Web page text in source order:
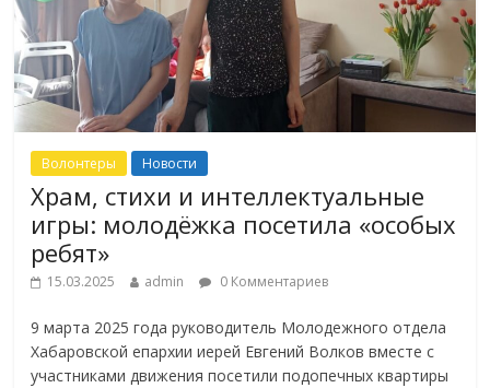
Волонтеры Новости
Храм, стихи и интеллектуальные
игры: молодёжка посетила «особых
ребят»
15.03.2025 admin 0 Комментариев
9 марта 2025 года руководитель Молодежного отдела
Хабаровской епархии иерей Евгений Волков вместе с
участниками движения посетили подопечных квартиры